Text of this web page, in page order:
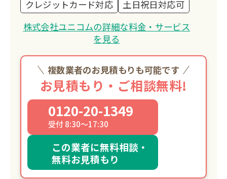
クレジットカード対応
土日祝日対応可
株式会社ユニコムの詳細な料金・サービス
を見る
複数業者のお見積もりも可能です
お見積もり・ご相談無料!
0120-20-1349
受付 8:30～17:30
この業者に無料相談・
無料お見積もり